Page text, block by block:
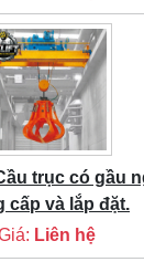
trục có gầu
cấp và lắp đặt.
Liên hệ